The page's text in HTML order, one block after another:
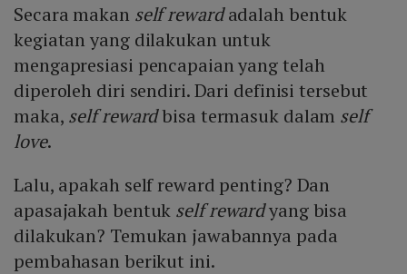
Mute
Secara makan self rewardadalah bentuk
kegiatan yang dilakukan untuk
mengapresiasi pencapaian yang telah
diperoleh diri sendiri. Dari definisi tersebut
maka, self rewardbisa termasuk dalam self
love.
Lalu, apakah self reward penting? Dan
apasajakah bentuk self rewardyang bisa
dilakukan? Temukan jawabannya pada
pembahasan berikut ini.